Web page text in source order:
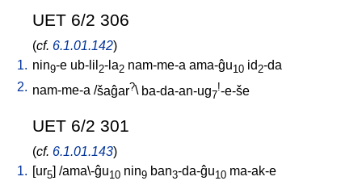
UET 6/2 306
(cf. 6.1.01.142)
1. nin9-e ub-lil 2-la2 nam-me-a ama-ĝu10 id2-da
2. nam-me-a /šaĝar?\ ba-da-an-ug7
!-e-še
UET 6/2 301
(cf. 6.1.01.143)
1. [ur5] /ama\-ĝu10 nin9 ban3-da-ĝu10 ma-ak-e